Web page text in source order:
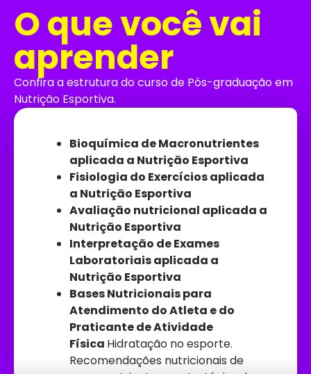
O que você vai
aprender
Confira a estrutura do curso de Pós-graduação em
Nutrição Esportiva.
Bioquímica de Macronutrientes
aplicada a Nutrição Esportiva
Fisiologia do Exercícios aplicada
a Nutrição Esportiva
Avaliação nutricional aplicada a
Nutrição Esportiva
Interpretação de Exames
Laboratoriais aplicada a
Nutrição Esportiva
Bases Nutricionais para
Atendimento do Atleta e do
Praticante de Atividade
Física Hidratação no esporte.
Recomendações nutricionais de